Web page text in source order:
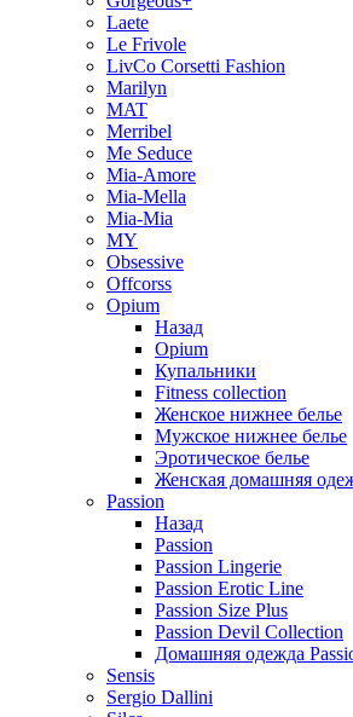
Laete
Le Frivole
LivCo Corsetti Fashion
Marilyn
MAT
Merribel
Me Seduce
Mia-Amore
Mia-Mella
Mia-Mia
MY
Obsessive
Offcorss
Opium
Назад
Opium
Купальники
Fitness collection
Женское нижнее белье
Мужское нижнее белье
Эротическое белье
Женская домашняя
Passion
Назад
Passion
Passion Lingerie
Passion Erotic Line
Passion Size Plus
Passion Devil Collection
Домашняя одежда
Sensis
Sergio Dallini